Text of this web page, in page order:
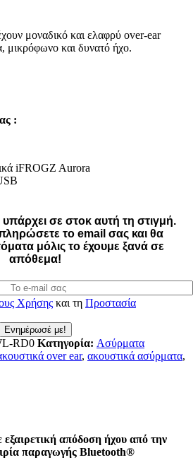
μοναδικό και ελαφρύ over-ear
μικρόφωνο και δυνατό ήχο.
:
iFROGZ Aurora
σε στοκ αυτή τη στιγμή.
το email σας και θα
μόλις το έχουμε ξανά σε
απόθεμα!
Χρήσης και τη Προστασία
Ενημέρωσέ με!
RD0 Κατηγορία: Ασύρματα
over ear, ακουστικά ασύρματα,
απόδοση ήχου από την
παραγωγής Bluetooth®